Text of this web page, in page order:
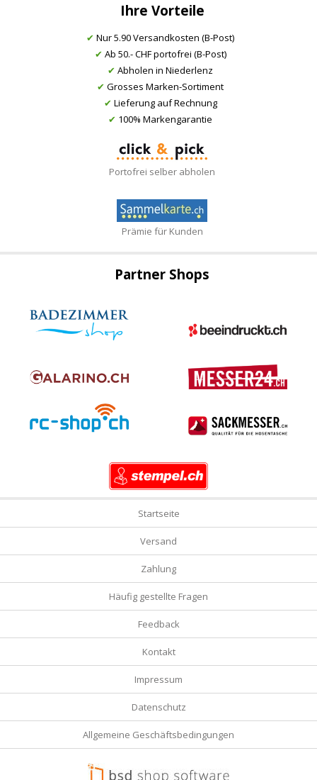
Ihre Vorteile
✔ Nur 5.90 Versandkosten (B-Post)
✔ Ab 50.- CHF portofrei (B-Post)
✔ Abholen in Niederlenz
✔ Grosses Marken-Sortiment
✔ Lieferung auf Rechnung
✔ 100% Markengarantie
Portofrei selber abholen
Prämie für Kunden
Partner Shops
Startseite
Versand
Zahlung
Häufig gestellte Fragen
Feedback
Kontakt
Impressum
Datenschutz
Allgemeine Geschäftsbedingungen